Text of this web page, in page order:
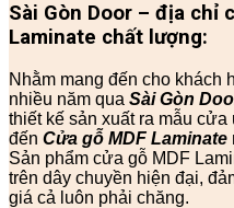
Sài Gòn Door – địa chỉ
Laminate chất lượng:
Nhằm mang đến cho khách
nhiều năm qua Sài Gòn
thiết kế sản xuất ra mẫu
đến Cửa gỗ MDF Laminate
Sản phẩm cửa gỗ MDF
trên dây chuyền hiện đại,
giá cả luôn phải chăng.